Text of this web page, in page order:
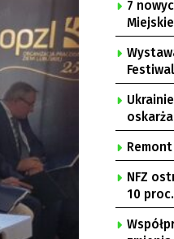
7
NFZ
10